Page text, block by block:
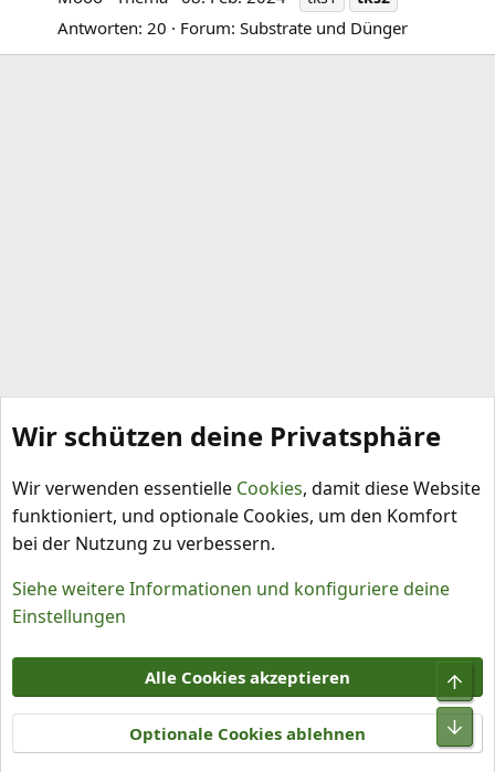
Antworten: 20 Forum: Substrate und Dünger
Schlagworte
Nutzungsbedingungen
Datenschutz
Hilfe und Impressum
R
S
S
Community platform by XenForo® © 2010-2026 XenForo Ltd.
Wir schützen deine Privatsphäre
Wir verwenden essentielle Cookies, damit diese Website
funktioniert, und optionale Cookies, um den Komfort
bei der Nutzung zu verbessern.
Siehe weitere Informationen und konfiguriere deine
Einstellungen
Alle Cookies akzeptieren
Optionale Cookies ablehnen